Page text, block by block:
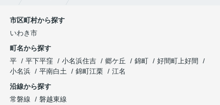
市区町村から探す
いわき市
町名から探す
平
平下平窪 小名浜住吉 郷ケ丘 錦町
好間町上好間
小名浜
平南白土 錦町江栗
江名
沿線から探す
常磐線
磐越東線